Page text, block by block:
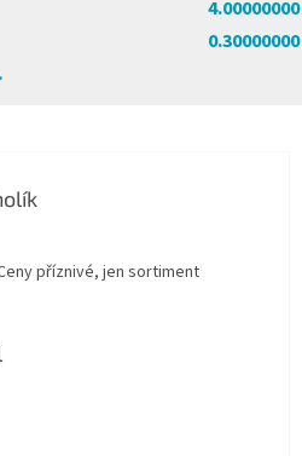
4.00000000
0.30000000
je 4 z 5 hvězdiček.
příznivé, jen sortiment
je 5 z 5 hvězdiček.